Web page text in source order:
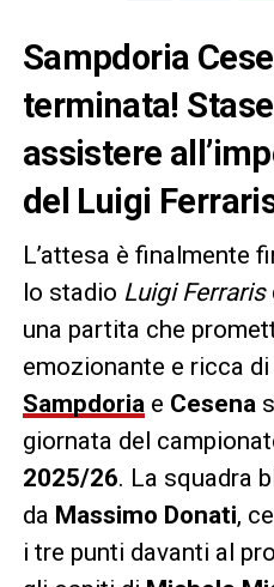
Sampdoria
terminata!
assistere
del Luigi
L’attesa è finalmente
lo stadio Luigi Ferraris
una partita che
emozionante e ricca
Sampdoriae Cesena
giornata del
2025/26. La squadra
da Massimo Donati,
i tre punti davanti al